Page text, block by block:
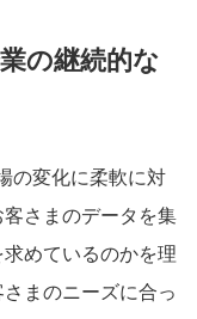
の継続的な
の変化に柔軟に対
さまのデータを集
めているのかを理
まのニーズに合っ